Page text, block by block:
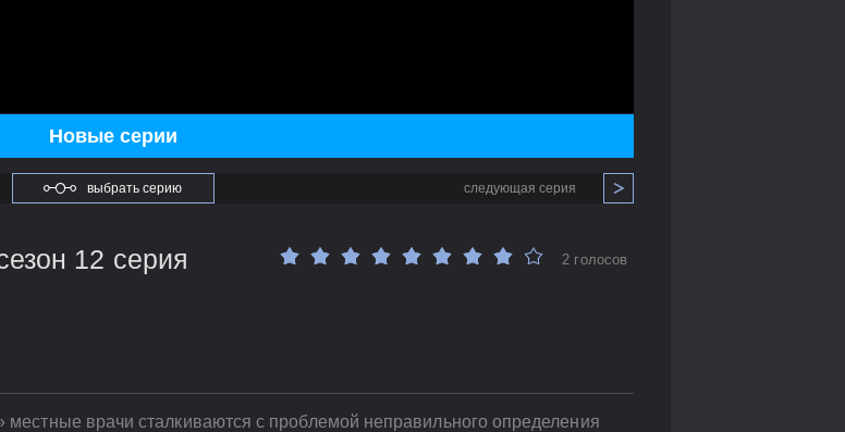
Новые серии
выбрать серию следующая серия
12 серия 2 голосов
врачи сталкиваются с проблемой неправильного определения